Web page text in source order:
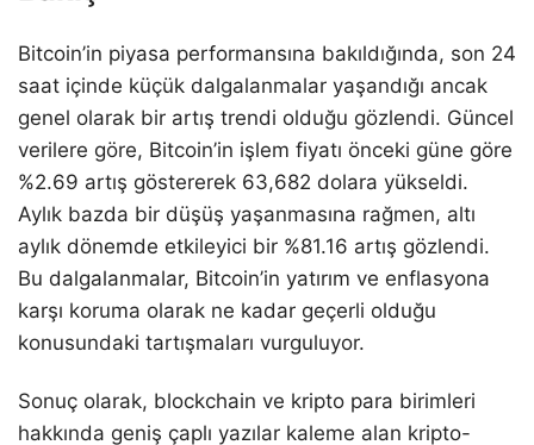
Bitcoin’in piyasa performansına bakıldığında, son 24
saat içinde küçük dalgalanmalar yaşandığı ancak
genel olarak bir artış trendi olduğu gözlendi. Güncel
verilere göre, Bitcoin’in işlem fiyatı önceki güne göre
%2.69 artış göstererek 63,682 dolara yükseldi.
Aylık bazda bir düşüş yaşanmasına rağmen, altı
aylık dönemde etkileyici bir %81.16 artış gözlendi.
Bu dalgalanmalar, Bitcoin’in yatırım ve enflasyona
karşı koruma olarak ne kadar geçerli olduğu
konusundaki tartışmaları vurguluyor.
Sonuç olarak, blockchain ve kripto para birimleri
hakkında geniş çaplı yazılar kaleme alan kripto-